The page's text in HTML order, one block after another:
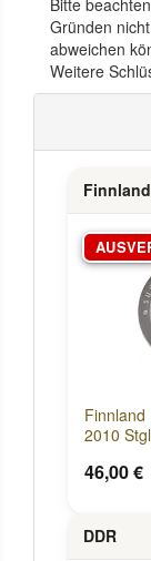
Gründen
abweichen
Weitere
Finnland
Finnland
2010
46,00 €
DDR